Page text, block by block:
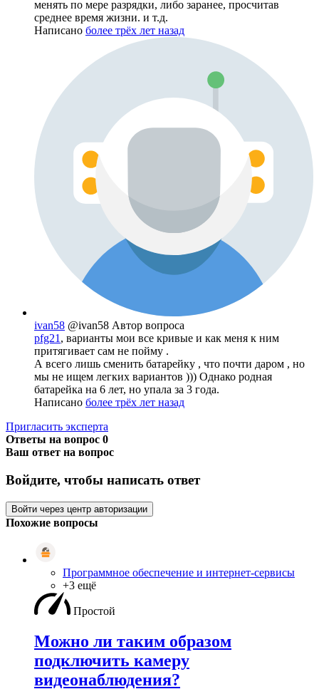
менять по мере разрядки, либо заранее, просчитав
среднее время жизни. и т.д.
Написано более трёх лет назад
ivan58 @ivan58 Автор вопроса
pfg21 , варианты мои все кривые и как меня к ним
притягивает сам не пойму .
А всего лишь сменить батарейку , что почти даром , но
мы не ищем легких вариантов ))) Однако родная
батарейка на 6 лет, но упала за 3 года.
Написано более трёх лет назад
Пригласить эксперта
Ответы на вопрос 0
Ваш ответ на вопрос
Войдите, чтобы написать ответ
Войти через центр авторизации
Похожие вопросы
Программное обеспечение и интернет-сервисы
+3 ещё
Простой
Можно ли таким образом
подключить камеру
видеонаблюдения?